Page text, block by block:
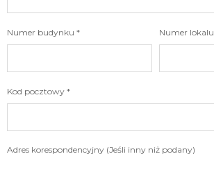
Numer budynku * Numer lokalu
Kod pocztowy *
Adres korespondencyjny (Jeśli inny niż podany)